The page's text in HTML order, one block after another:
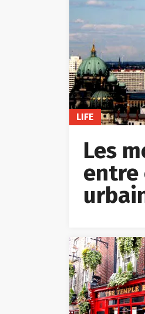
LIFE
Les
entre